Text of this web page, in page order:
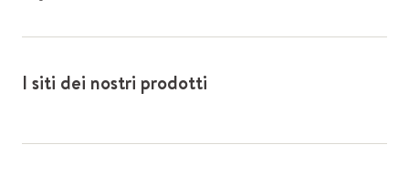
I siti dei nostri prodotti